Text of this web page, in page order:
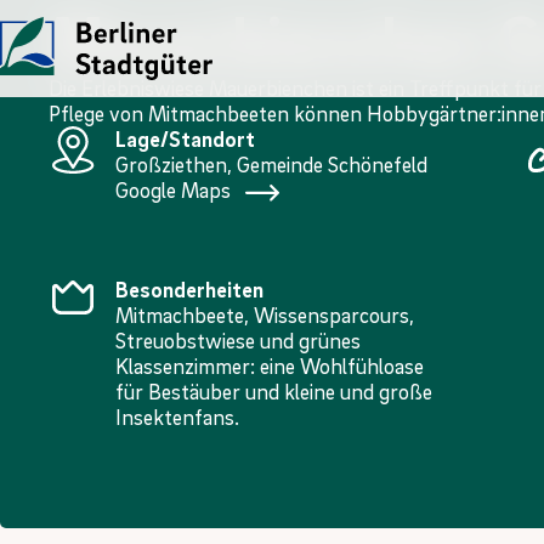
UNTERNEHMEN
Die Stadtgüter
Historie
Kontakt
LEISTUNGEN
Angebote
Landwirtschaftliche
Kompensations­maßnahmen
JOBS
Übersicht
FÖJ
Mauerbienchen
Die Erlebniswiese Mauerbienchen ist ein Treffpunkt
Pflege von Mitmachbeeten können
Lage/Standort
Großziethen, Gemeinde Schönefeld
Google Maps
Besonderheiten
Mitmachbeete, Wissensparcours,
Streuobstwiese und grünes
Klassenzimmer: eine Wohlfühloase
für Bestäuber und kleine und große
Insektenfans.